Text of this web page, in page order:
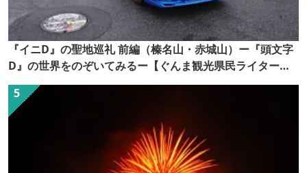
『イニD』の聖地巡礼 前編（榛名山・赤城山）ー『頭文字
D』の世界をのぞいてみるー【ぐんま観光県民ライター
（ぐん記者）】